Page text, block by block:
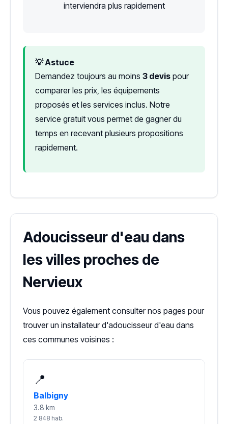
interviendra plus rapidement
💡 Astuce
Demandez toujours au moins 3 devis pour
comparer les prix, les équipements
proposés et les services inclus. Notre
service gratuit vous permet de gagner du
temps en recevant plusieurs propositions
rapidement.
Adoucisseur d'eau dans
les villes proches de
Nervieux
Vous pouvez également consulter nos pages pour
trouver un installateur d'adoucisseur d'eau dans
ces communes voisines :
📍
Balbigny
3.8 km
2 848 hab.